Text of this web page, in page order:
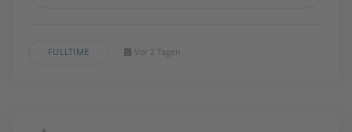
FULLTIME Vor 2 Tagen